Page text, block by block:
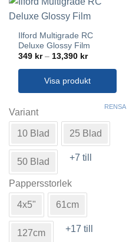
Ilford Multigrade RC
Deluxe Glossy Film
349 kr – 13,390 krPrisintervall:
till
13,390 kr
Visa produkt
här
produkten
har
flera
varianter.
De
olika
kan
väljas
på
Variant
10 Blad 25 Blad
50 Blad +7 till
Pappersstorlek
4x5" 61cm
127cm +17 till
RENSA